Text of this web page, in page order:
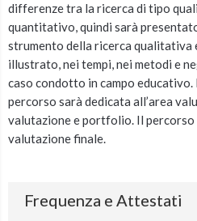
differenze tra la ricerca di tipo
quantitativo, quindi sarà
strumento della ricerca qualitativa
illustrato, nei tempi, nei metodi e
caso condotto in campo
percorso sarà dedicata all’area
valutazione e portfolio. Il percorso
valutazione finale.
Frequenza e Attestati